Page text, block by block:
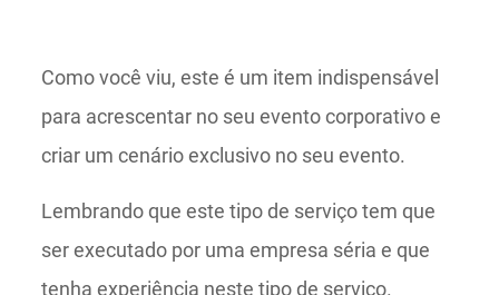
Como você viu, este é um item indispensável
para acrescentar no seu evento corporativo e
criar um cenário exclusivo no seu evento.
Lembrando que este tipo de serviço tem que
ser executado por uma empresa séria e que
tenha experiência neste tipo de serviço.